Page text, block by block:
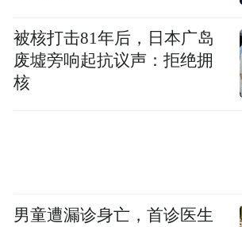
被核打击81年后，日本广岛
废墟旁响起抗议声：拒绝拥
核
男童遭漏诊身亡，首诊医生